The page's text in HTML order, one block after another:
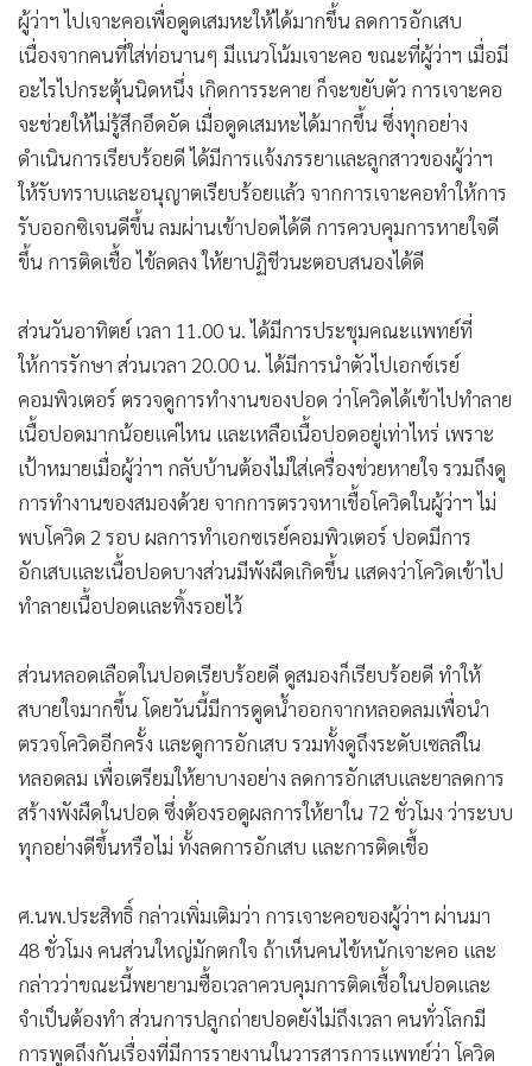
• Management & HR
• MGR Live
• Infographic
• การเมือง
• ท่องเที่ยว
• กีฬา
• ต่างประเทศ
• Special Scoop
• จีน
ชุมชน-คุณภาพชีวิต
อาชญากรรม
Motoring
• เกม
• วิทยาศาสตร์
• SMEs
• หุ้น
• กองทุนรวม
• Celeb Online
• Factcheck
• ญี่ปุ่น
• News1
• Gotomanager
ผู้ว่าฯ ไปเจาะคอเพื่อดูดเสมหะให้ได้มากขึ้น ลดการอักเสบ
เนื่องจากคนที่ใส่ท่อนานๆ มีแนวโน้มเจาะคอ ขณะที่ผู้ว่าฯ เมื่อมี
อะไรไปกระตุ้นนิดหนึ่ง เกิดการระคาย ก็จะขยับตัว การเจาะคอ
จะช่วยให้ไม่รู้สึกอึดอัด เมื่อดูดเสมหะได้มากขึ้น ซึ่งทุกอย่าง
ดำเนินการเรียบร้อยดี ได้มีการแจ้งภรรยาและลูกสาวของผู้ว่าฯ
ให้รับทราบและอนุญาตเรียบร้อยแล้ว จากการเจาะคอทำให้การ
รับออกซิเจนดีขึ้น ลมผ่านเข้าปอดได้ดี การควบคุมการหายใจดี
ขึ้น การติดเชื้อ ไข้ลดลง ให้ยาปฏิชีวนะตอบสนองได้ดี
ส่วนวันอาทิตย์ เวลา 11.00 น. ได้มีการประชุมคณะแพทย์ที่
ให้การรักษา ส่วนเวลา 20.00 น. ได้มีการนำตัวไปเอกซ์เรย์
คอมพิวเตอร์ ตรวจดูการทำงานของปอด ว่าโควิดได้เข้าไปทำลาย
เนื้อปอดมากน้อยแค่ไหน และเหลือเนื้อปอดอยู่เท่าไหร่ เพราะ
เป้าหมายเมื่อผู้ว่าฯ กลับบ้านต้องไม่ใส่เครื่องช่วยหายใจ รวมถึงดู
การทำงานของสมองด้วย จากการตรวจหาเชื้อโควิดในผู้ว่าฯ ไม่
พบโควิด 2 รอบ ผลการทำเอกซเรย์คอมพิวเตอร์ ปอดมีการ
อักเสบและเนื้อปอดบางส่วนมีพังผืดเกิดขึ้น แสดงว่าโควิดเข้าไป
ทำลายเนื้อปอดและทิ้งรอยไว้
ส่วนหลอดเลือดในปอดเรียบร้อยดี ดูสมองก็เรียบร้อยดี ทำให้
สบายใจมากขึ้น โดยวันนี้มีการดูดน้ำออกจากหลอดลมเพื่อนำ
ตรวจโควิดอีกครั้ง และดูการอักเสบ รวมทั้งดูถึงระดับเซลล์ใน
หลอดลม เพื่อเตรียมให้ยาบางอย่าง ลดการอักเสบและยาลดการ
สร้างพังผืดในปอด ซึ่งต้องรอดูผลการให้ยาใน 72 ชั่วโมง ว่าระบบ
ทุกอย่างดีขึ้นหรือไม่ ทั้งลดการอักเสบ และการติดเชื้อ
ศ.นพ.ประสิทธิ์ กล่าวเพิ่มเติมว่า การเจาะคอของผู้ว่าฯ ผ่านมา
48 ชั่วโมง คนส่วนใหญ่มักตกใจ ถ้าเห็นคนไข้หนักเจาะคอ และ
กล่าวว่าขณะนี้พยายามซื้อเวลาควบคุมการติดเชื้อในปอดและ
จำเป็นต้องทำ ส่วนการปลูกถ่ายปอดยังไม่ถึงเวลา คนทั่วโลกมี
การพูดถึงกันเรื่องที่มีการรายงานในวารสารการแพทย์ว่า โควิด